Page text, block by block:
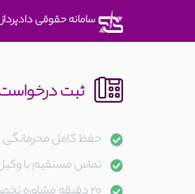
سامانه حقوقی دادپرداز
ثبت
حفظ کامل محرمانگی
تماس مستقیم با